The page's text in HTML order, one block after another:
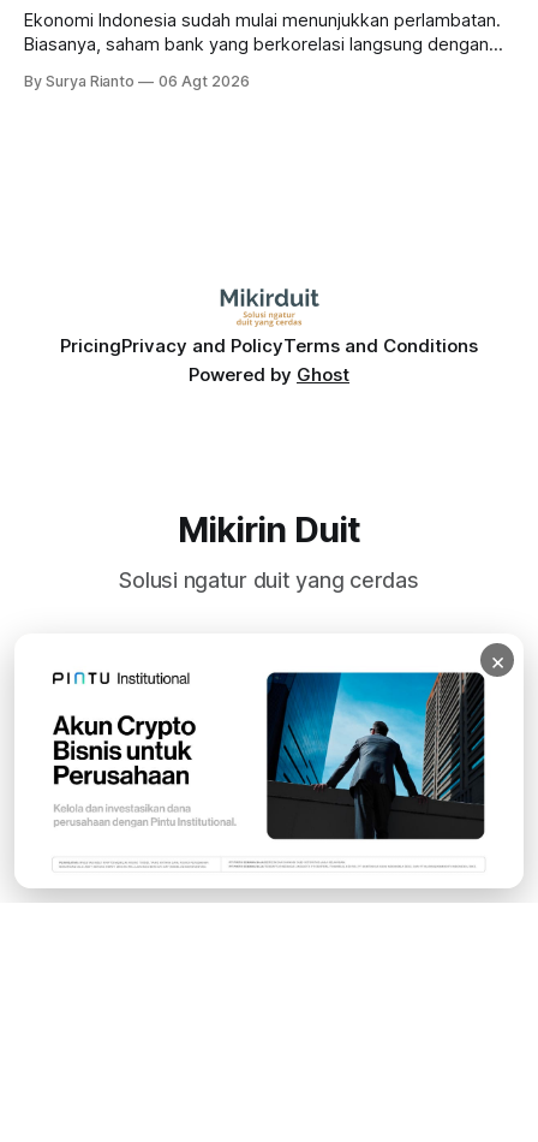
Ekonomi Indonesia sudah mulai menunjukkan perlambatan.
Biasanya, saham bank yang berkorelasi langsung dengan
bank ke depannya?
By Surya Rianto 06 Agt 2026
PricingPrivacy and PolicyTerms and Conditions
Powered by Ghost
Mikirin Duit
Solusi ngatur duit yang cerdas
Subscribe
×